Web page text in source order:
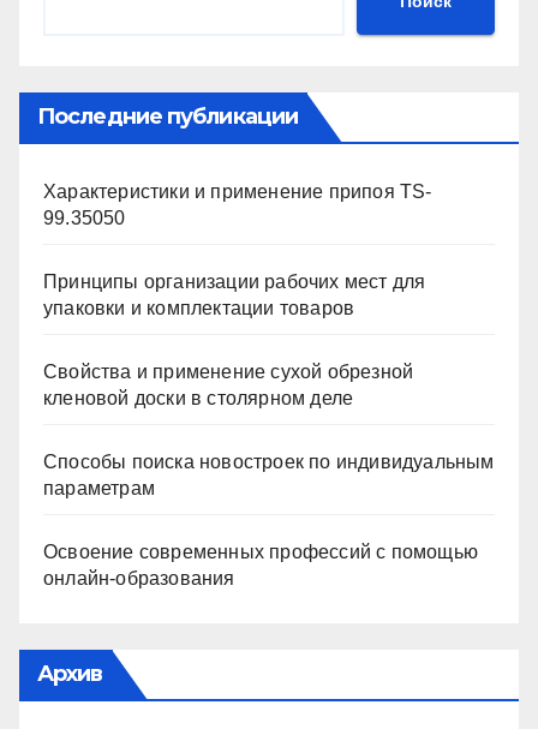
Последние публикации
Характеристики и применение припоя TS-
99.35050
Принципы организации рабочих мест для
упаковки и комплектации товаров
Свойства и применение сухой обрезной
кленовой доски в столярном деле
Способы поиска новостроек по индивидуальным
параметрам
Освоение современных профессий с помощью
онлайн-образования
Архив